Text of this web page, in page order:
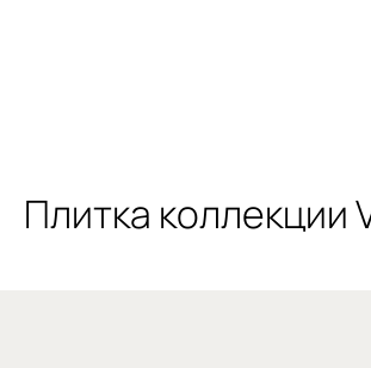
Плитка коллекции